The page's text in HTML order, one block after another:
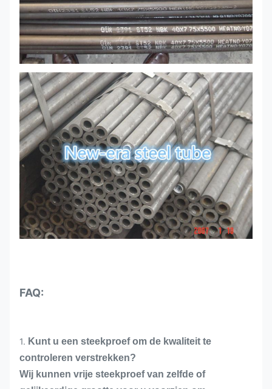
FAQ:
1. Kunt u een steekproef om de kwaliteit te
controleren verstrekken?
Wij kunnen vrije steekproef van zelfde of